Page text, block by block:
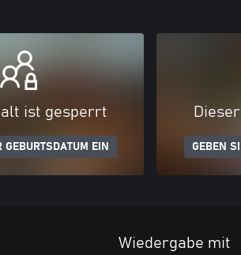
ist gesperrt
GEBURTSDATUM EIN GEBEN
Wiedergabe mit